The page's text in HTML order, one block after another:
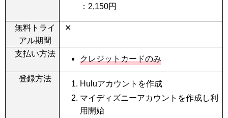
： 2,150円
無料トライ
アル期間
✕
支払い方法
クレジットカードのみ
登録方法
Huluアカウントを作成
マイディズニーアカウントを作成し利
用開始